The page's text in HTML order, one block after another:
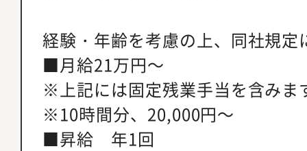
経験・年齢を考慮の上、同社規
■月給21万円～
※上記には固定残業手当を含みま
※10時間分、20,000円～
■昇給 年1回